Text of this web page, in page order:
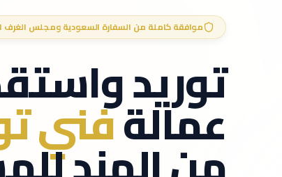
موافقة كاملة من السفارة السعودية ومجلس الغرف
توريد
عمالةفني